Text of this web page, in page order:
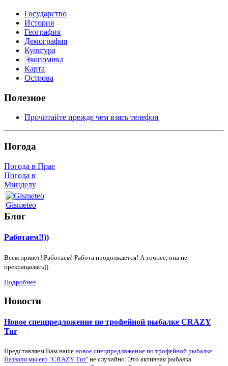
Государство
История
География
Демография
Культура
Экономика
Карта
Острова
Полезное
Прочитайте прежде чем взять телефон
Погода
Погода в Прае
Погода в
Минделу
Gismeteo
Блог
Работаем!!))
Всем привет! Работаем! Работа продолжается! А точнее, она не
прекращалась))
Подробнее
Новости
Новое спецпредложение по трофейной рыбалке CRAZY
Tur
Представляем Вам наше новое спецпредложение по трофейной рыбалке.
Назвали мы его "CRAZY Tur" не случайно. Это активная рыбалка